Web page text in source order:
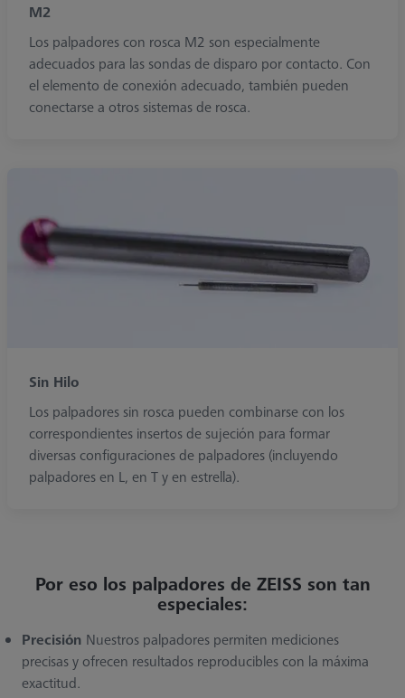
M2
Los palpadores con rosca M2 son especialmente
adecuados para las sondas de disparo por contacto. Con
el elemento de conexión adecuado, también pueden
conectarse a otros sistemas de rosca.
Sin Hilo
Los palpadores sin rosca pueden combinarse con los
correspondientes insertos de sujeción para formar
diversas configuraciones de palpadores (incluyendo
palpadores en L, en T y en estrella).
Por eso los palpadores de ZEISS son tan
especiales:
Precisión Nuestros palpadores permiten mediciones
precisas y ofrecen resultados reproducibles con la máxima
exactitud.